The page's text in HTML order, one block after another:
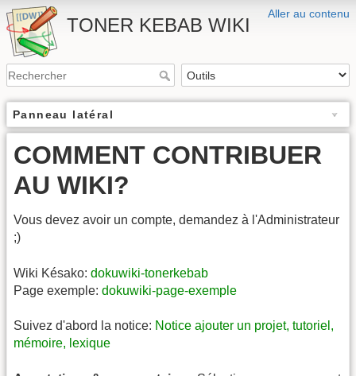
Aller au contenu
TONER KEBAB WIKI
Panneau latéral
COMMENT CONTRIBUER
AU WIKI?
Vous devez avoir un compte, demandez à l'Administrateur
;)
Wiki Késako: dokuwiki-tonerkebab
Page exemple: dokuwiki-page-exemple
Suivez d'abord la notice: Notice ajouter un projet, tutoriel,
mémoire, lexique